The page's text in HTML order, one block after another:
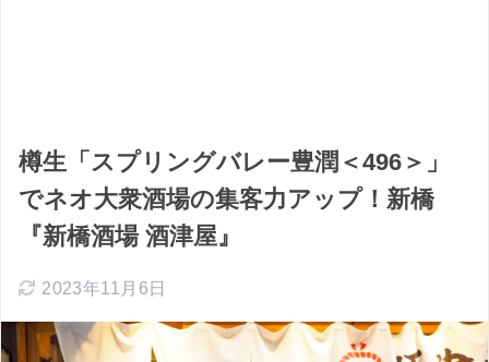
樽生「スプリングバレー豊潤＜496＞」
でネオ大衆酒場の集客力アップ！新橋
『新橋酒場 酒津屋』
2023年11月6日